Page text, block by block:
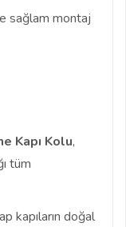
sağlam montaj
Kapı Kolu,
tüm
kapıların doğal